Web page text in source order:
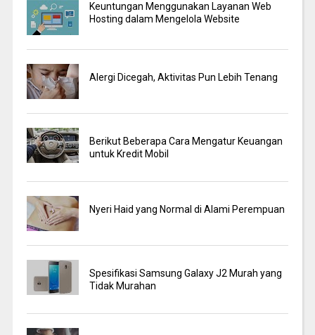
Keuntungan Menggunakan Layanan Web
Hosting dalam Mengelola Website
Alergi Dicegah, Aktivitas Pun Lebih Tenang
Berikut Beberapa Cara Mengatur Keuangan
untuk Kredit Mobil
Nyeri Haid yang Normal di Alami Perempuan
Spesifikasi Samsung Galaxy J2 Murah yang
Tidak Murahan